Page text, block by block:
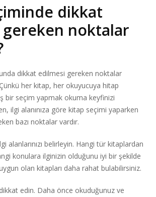
dikkat
noktalar
dikkat edilmesi gereken noktalar
her kitap, her okuyucuya hitap
bir seçim yapmak okuma keyfinizi
ilgi alanınıza göre kitap seçimi yaparken
bazı noktalar vardır.
alanlarınızı belirleyin. Hangi tür kitaplardan
konulara ilginizin olduğunu iyi bir şekilde
olan kitapları daha rahat bulabilirsiniz.
edin. Daha önce okuduğunuz ve